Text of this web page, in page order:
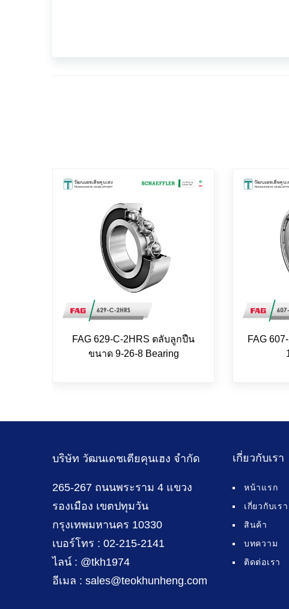
FAG 629-C-2HRS ตลับลูกปืน
ขนาด 9-26-8 Bearing
FAG
บริษัท วัฒนเดชเตียคุนเฮง จำกัด
265-267 ถนนพระราม 4 แขวง
รองเมือง เขตปทุมวัน
กรุงเทพมหานคร 10330
เบอร์โทร : 02-215-2141
ไลน์ : @tkh1974
อีเมล : sales@teokhunheng.com
เกี่ยวกับเรา
หน้าแรก
เกี่ยวกับเรา
สินค้า
บทความ
ติดต่อเรา